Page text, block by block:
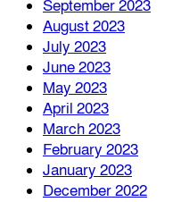
September 2023
August 2023
July 2023
June 2023
May 2023
April 2023
March 2023
February 2023
January 2023
December 2022